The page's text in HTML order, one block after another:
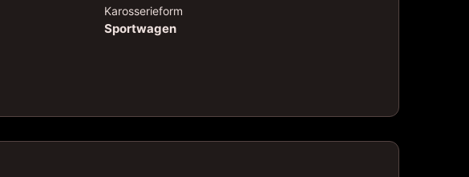
Karosserieform
Sportwagen